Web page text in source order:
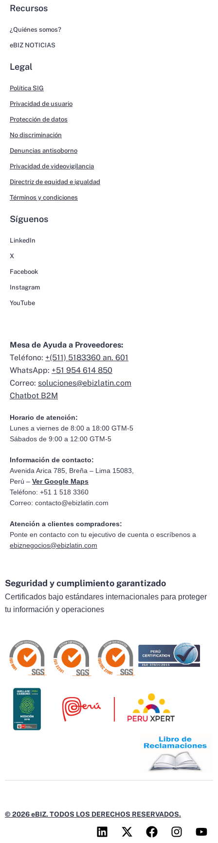
Recursos
¿Quiénes somos?
eBIZ NOTICIAS
Legal
Política SIG
Privacidad de usuario
Protección de datos
No discriminación
Denuncias antisoborno
Privacidad de videovigilancia
Directriz de equidad e igualdad
Términos y condiciones
Síguenos
LinkedIn
X
Facebook
Instagram
YouTube
Mesa de Ayuda a Proveedores:
Teléfono: +(511) 5183360 an. 601
WhatsApp: +51 954 614 850
Correo: soluciones@ebizlatin.com
Chatbot B2M
Horario de atención:
Lunes a viernes de 8:00 a 18:00 GTM-5
Sábados de 9:00 a 12:00 GTM-5
Información de contacto:
Avenida Arica 785, Breña – Lima 15083,
Perú – Ver Google Maps
Teléfono: +51 1 518 3360
Correo: contacto@ebizlatin.com
Atención a clientes compradores:
Ponte en contacto con tu ejecutivo de cuenta o escríbenos a
ebiznegocios@ebizlatin.com
Seguridad y cumplimiento garantizado
Certificados bajo estándares internacionales para proteger
tu información y operaciones
© 2026 eBIZ. TODOS LOS DERECHOS RESERVADOS.
L
i
X
-
F
a
I
n
Y
o